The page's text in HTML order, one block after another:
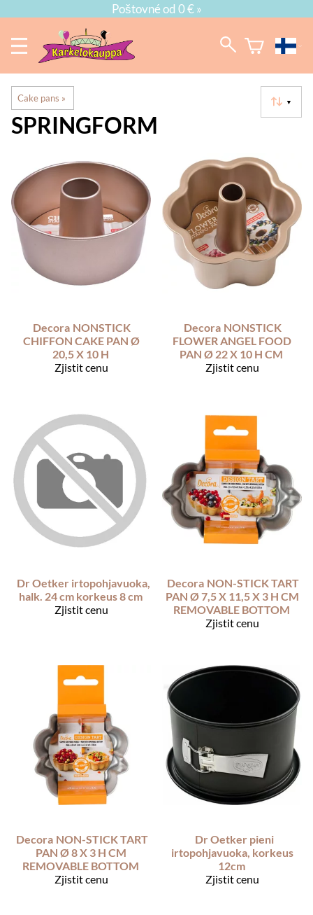
Poštovné od 0 € »
Cake pans ‪» ▼
SPRINGFORM
Decora NONSTICK
CHIFFON CAKE PAN Ø
20,5 X 10 H
Zjistit cenu
Decora NONSTICK
FLOWER ANGEL FOOD
PAN Ø 22 X 10 H CM
Zjistit cenu
Dr Oetker irtopohjavuoka,
halk. 24 cm korkeus 8 cm
Zjistit cenu
Decora NON-STICK TART
PAN Ø 7,5 X 11,5 X 3 H CM
REMOVABLE BOTTOM
Zjistit cenu
Decora NON-STICK TART
PAN Ø 8 X 3 H CM
REMOVABLE BOTTOM
Zjistit cenu
Dr Oetker pieni
irtopohjavuoka, korkeus
12cm
Zjistit cenu